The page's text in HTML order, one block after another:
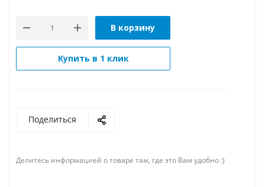
В корзину
Купить в 1 клик
Поделиться
Делитесь информацией о товаре там, где это Вам удобно :)